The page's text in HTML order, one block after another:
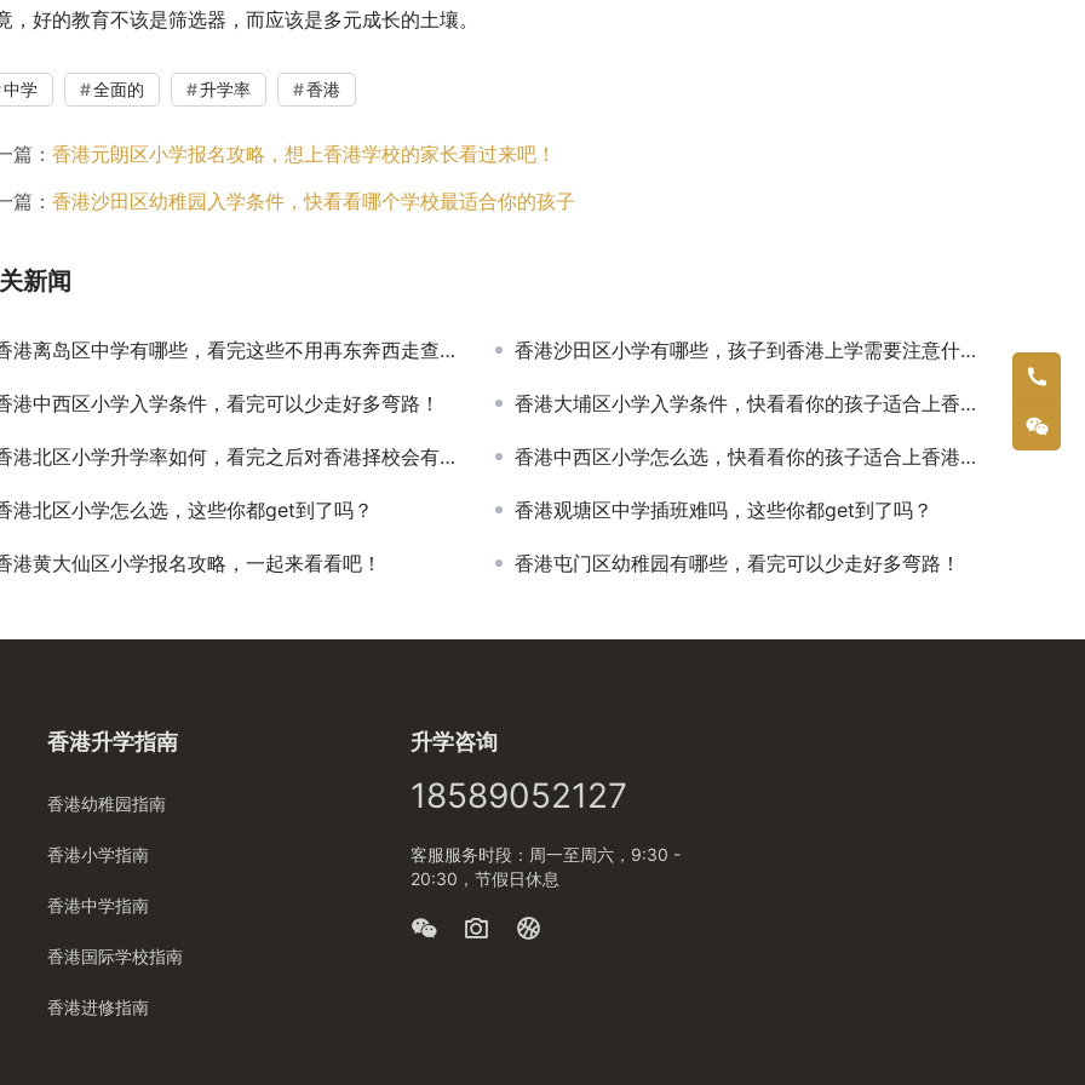
，好的教育不该是筛选器，而应该是多元成长的土壤。
中学 全面的 升学率 香港
篇： 香港元朗区小学报名攻略，想上香港学校的家长看过来吧！
篇： 香港沙田区幼稚园入学条件，快看看哪个学校最适合你的孩子
新闻
港离岛区中学有哪些，看完这些不用再东奔西走查资料了 香港沙田区小学有哪些，孩子到香港上学需要注意什么？
港中西区小学入学条件，看完可以少走好多弯路！ 香港大埔区小学入学条件，快看看你的孩子适合上香港的学校吗？
港北区小学升学率如何，看完之后对香港择校会有更全面的认知！ 香港中西区小学怎么选，快看看你的孩子适合上香港的学校吗？
港北区小学怎么选，这些你都get到了吗？ 香港观塘区中学插班难吗，这些你都get到了吗？
港黄大仙区小学报名攻略，一起来看看吧！ 香港屯门区幼稚园有哪些，看完可以少走好多弯路！
香港升学指南
香港幼稚园指南
香港小学指南
香港中学指南
香港国际学校指南
香港进修指南
升学咨询
18589052127
客服服务时段：周一至周六，9:30 -
20:30，节假日休息